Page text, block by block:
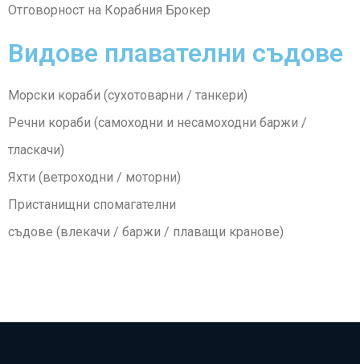
Отговорност на Корабния Брокер
Видове плавателни съдове
Морски кораби (сухотоварни / танкери)
Речни кораби (самоходни и несамоходни баржи /
тласкачи)
Яхти (ветроходни / моторни)
Пристанищни спомагателни
съдове (влекачи / баржи / плаващи кранове)